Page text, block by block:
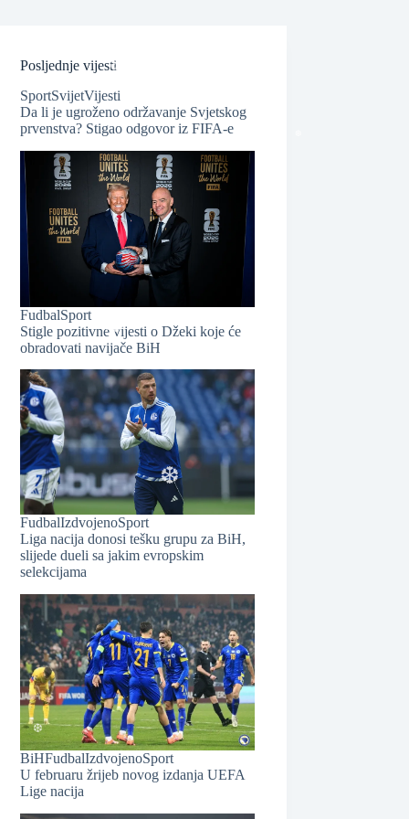
Posljednje vijesti
SportSvijetVijesti
Da li je ugroženo održavanje Svjetskog
prvenstva? Stigao odgovor iz FIFA-e
FudbalSport
Stigle pozitivne vijesti o Džeki koje će
obradovati navijače BiH
FudbalIzdvojenoSport
Liga nacija donosi tešku grupu za BiH,
slijede dueli sa jakim evropskim
selekcijama
BiHFudbalIzdvojenoSport
U februaru žrijeb novog izdanja UEFA
Lige nacija
❆
❆
❆